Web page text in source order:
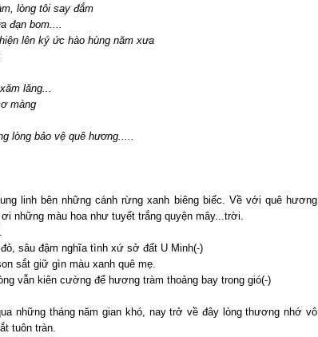
lòng tôi say đắm
đạn bom....
lên ký ức hào hùng năm xưa
lăng...
màng
lòng bảo vệ quê hương.....
linh bên những cánh rừng xanh biêng biếc. Về với quê hương
những màu hoa như tuyết trắng quyện mây...trời.
sâu đậm nghĩa tình xứ sở đất U Minh(-)
sắt giữ gìn màu xanh quê mẹ.
vẫn kiên cường để hương tràm thoảng bay trong gió(-)
những tháng năm gian khó, nay trở về đây lòng thương nhớ vô
tuôn tràn.